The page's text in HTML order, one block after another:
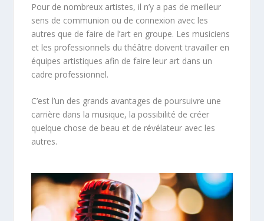
Pour de nombreux artistes, il n’y a pas de meilleur
sens de communion ou de connexion avec les
autres que de faire de l’art en groupe. Les musiciens
et les professionnels du théâtre doivent travailler en
équipes artistiques afin de faire leur art dans un
cadre professionnel.
C’est l’un des grands avantages de poursuivre une
carrière dans la musique, la possibilité de créer
quelque chose de beau et de révélateur avec les
autres.